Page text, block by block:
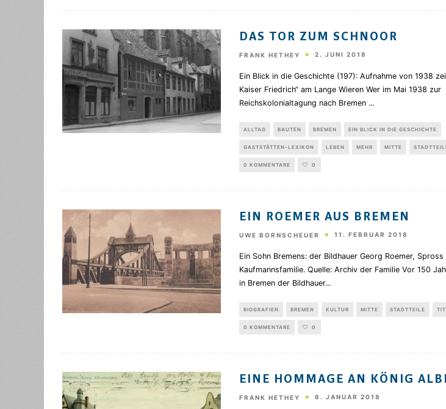
DAS TOR ZUM SCHNOOR
FRANK HETHEY 2. JUNI 2018
Ein Blick in die Geschichte (197): Aufnahme von 1938
Kaiser Friedrich“ am Lange Wieren Wer im Mai 1938 zur
Reichskolonialtagung nach Bremen ...
ALLTAG BAUTEN BREMEN EIN BLICK IN DIE GESCHICHTE
GASTSTÄTTEN-LEXIKON LEBEN MEHR MITTE
0 KOMMENTARE 0
EIN ROEMER AUS BREMEN
UWE BORNSCHEUER 11. FEBRUAR 2018
Ein Sohn Bremens: der Bildhauer Georg Roemer, Spross
Kaufmannsfamilie. Quelle: Archiv der Familie Vor 150
in Bremen der Bildhauer...
BIOGRAFIEN BREMEN KULTUR MITTE STADTTEILE
0 KOMMENTARE 0
EINE HOMMAGE AN KÖNIG
FRANK HETHEY 6. JANUAR 2018